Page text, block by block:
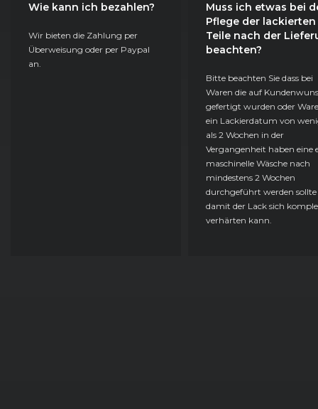
Wie kann ich bezahlen?
Wir bieten die Zahlung per
Überweisung oder per Paypal
an.
Muss ich etwas bei
Pflege der lackierten
Teile nach der
beachten?
Bitte beachten Sie dass bei
Waren die auf
gefertigt wurden oder
ein Lackierdatum von
als 2 Wochen in der
Vergangenheit haben eine
maschinelle Wäsche nach
mindestens 2 Wochen
durchgeführt werden sollte
damit der Lack sich
verhärten kann.